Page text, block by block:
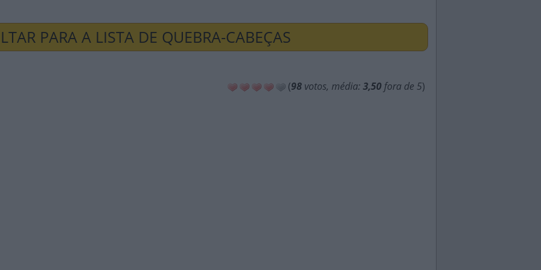
PARA A LISTA DE QUEBRA-CABEÇAS
(98 votos, média: 3,50 fora de 5)